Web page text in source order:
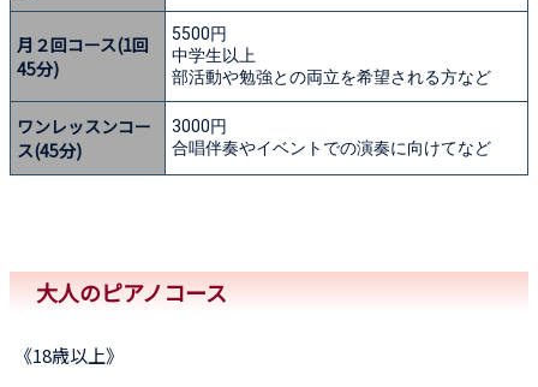
月２回コース(1回
45分)
5500円
中学生以上
部活動や勉強との両立を希望される方など
ワンレッスンコー
ス(45分)
3000円
合唱伴奏やイベントでの演奏に向けてなど
大人のピアノコース
《18歳以上》